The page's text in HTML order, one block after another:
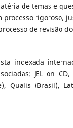
de temas e
processo rigoroso,
de revisão
indexada
JEL on
Qualis (Brasil),